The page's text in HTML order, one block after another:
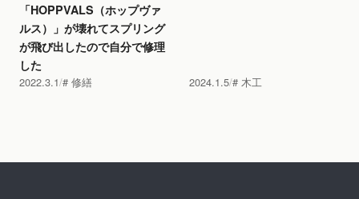
「HOPPVALS（ホップヴァ
ルス）」が壊れてスプリング
が飛び出したので自分で修理
した
2022.3.1 修繕 2024.1.5 木工